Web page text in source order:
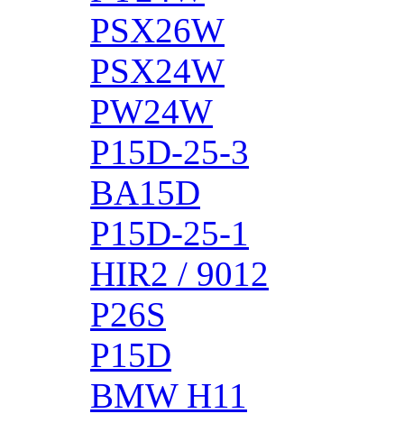
PSX26W
PSX24W
PW24W
P15D-25-3
BA15D
P15D-25-1
HIR2 / 9012
P26S
P15D
BMW H11